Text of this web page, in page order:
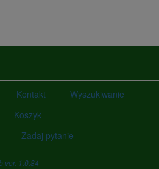
Kontakt
Wyszukiwanie
Koszyk
Zadaj pytanie
ver. 1.0.84